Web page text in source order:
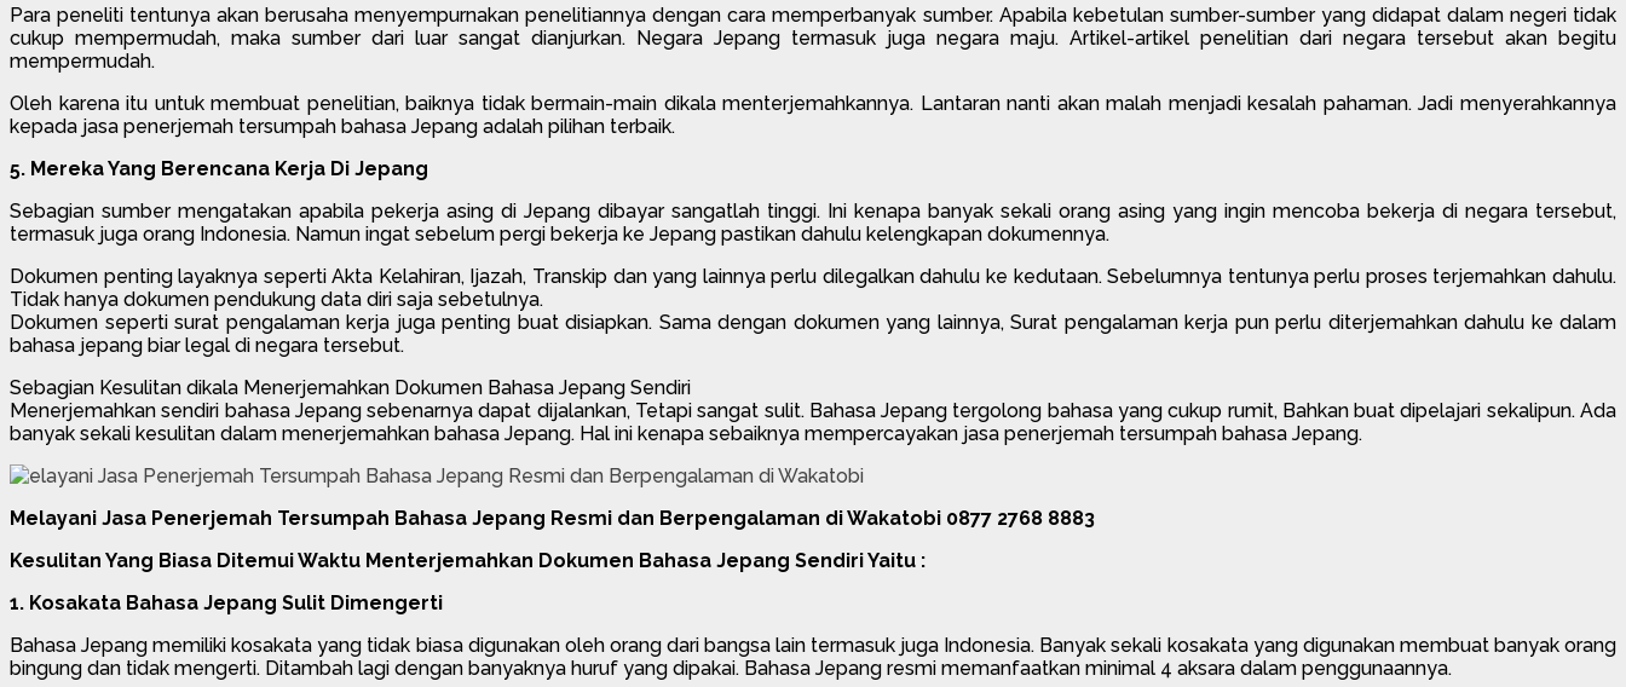
Para peneliti tentunya akan berusaha menyempurnakan penelitiannya dengan cara memperbanyak sumber. Apabila kebetulan sumber-sumber yang didapat dalam negeri tidak
cukup mempermudah, maka sumber dari luar sangat dianjurkan. Negara Jepang termasuk juga negara maju. Artikel-artikel penelitian dari negara tersebut akan begitu
mempermudah.
Oleh karena itu untuk membuat penelitian, baiknya tidak bermain-main dikala menterjemahkannya. Lantaran nanti akan malah menjadi kesalah pahaman. Jadi menyerahkannya
kepada jasa penerjemah tersumpah bahasa Jepang adalah pilihan terbaik.
5. Mereka Yang Berencana Kerja Di Jepang
Sebagian sumber mengatakan apabila pekerja asing di Jepang dibayar sangatlah tinggi. Ini kenapa banyak sekali orang asing yang ingin mencoba bekerja di negara tersebut,
termasuk juga orang Indonesia. Namun ingat sebelum pergi bekerja ke Jepang pastikan dahulu kelengkapan dokumennya.
Dokumen penting layaknya seperti Akta Kelahiran, Ijazah, Transkip dan yang lainnya perlu dilegalkan dahulu ke kedutaan. Sebelumnya tentunya perlu proses terjemahkan dahulu.
Tidak hanya dokumen pendukung data diri saja sebetulnya.
Dokumen seperti surat pengalaman kerja juga penting buat disiapkan. Sama dengan dokumen yang lainnya, Surat pengalaman kerja pun perlu diterjemahkan dahulu ke dalam
bahasa jepang biar legal di negara tersebut.
Sebagian Kesulitan dikala Menerjemahkan Dokumen Bahasa Jepang Sendiri
Menerjemahkan sendiri bahasa Jepang sebenarnya dapat dijalankan, Tetapi sangat sulit. Bahasa Jepang tergolong bahasa yang cukup rumit, Bahkan buat dipelajari sekalipun. Ada
banyak sekali kesulitan dalam menerjemahkan bahasa Jepang. Hal ini kenapa sebaiknya mempercayakan jasa penerjemah tersumpah bahasa Jepang.
Melayani Jasa Penerjemah Tersumpah Bahasa Jepang Resmi dan Berpengalaman di Wakatobi 0877 2768 8883
Kesulitan Yang Biasa Ditemui Waktu Menterjemahkan Dokumen Bahasa Jepang Sendiri Yaitu :
1. Kosakata Bahasa Jepang Sulit Dimengerti
Bahasa Jepang memiliki kosakata yang tidak biasa digunakan oleh orang dari bangsa lain termasuk juga Indonesia. Banyak sekali kosakata yang digunakan membuat banyak orang
bingung dan tidak mengerti. Ditambah lagi dengan banyaknya huruf yang dipakai. Bahasa Jepang resmi memanfaatkan minimal 4 aksara dalam penggunaannya.